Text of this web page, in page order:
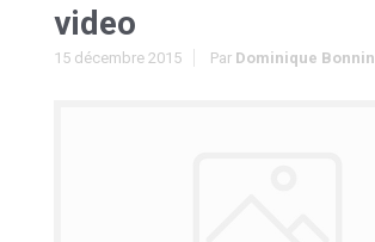
video
15 décembre 2015 Par Dominique Bonnin